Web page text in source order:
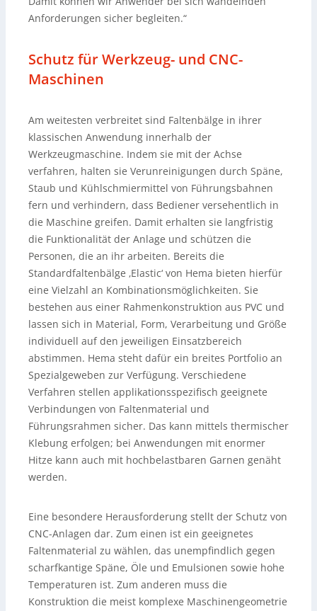
Anforderungen sicher begleiten.“
Schutz für Werkzeug- und CNC-
Maschinen
Am weitesten verbreitet sind Faltenbälge in ihrer
klassischen Anwendung innerhalb der
Werkzeugmaschine. Indem sie mit der Achse
verfahren, halten sie Verunreinigungen durch Späne,
Staub und Kühlschmiermittel von Führungsbahnen
fern und verhindern, dass Bediener versehentlich in
die Maschine greifen. Damit erhalten sie langfristig
die Funktionalität der Anlage und schützen die
Personen, die an ihr arbeiten. Bereits die
Standardfaltenbälge ‚Elastic‘ von Hema bieten hierfür
eine Vielzahl an Kombinationsmöglichkeiten. Sie
bestehen aus einer Rahmenkonstruktion aus PVC und
lassen sich in Material, Form, Verarbeitung und Größe
individuell auf den jeweiligen Einsatzbereich
abstimmen. Hema steht dafür ein breites Portfolio an
Spezialgeweben zur Verfügung. Verschiedene
Verfahren stellen applikationsspezifisch geeignete
Verbindungen von Faltenmaterial und
Führungsrahmen sicher. Das kann mittels thermischer
Klebung erfolgen; bei Anwendungen mit enormer
Hitze kann auch mit hochbelastbaren Garnen genäht
werden.
Eine besondere Herausforderung stellt der Schutz von
CNC-Anlagen dar. Zum einen ist ein geeignetes
Faltenmaterial zu wählen, das unempfindlich gegen
scharfkantige Späne, Öle und Emulsionen sowie hohe
Temperaturen ist. Zum anderen muss die
Konstruktion die meist komplexe Maschinengeometrie